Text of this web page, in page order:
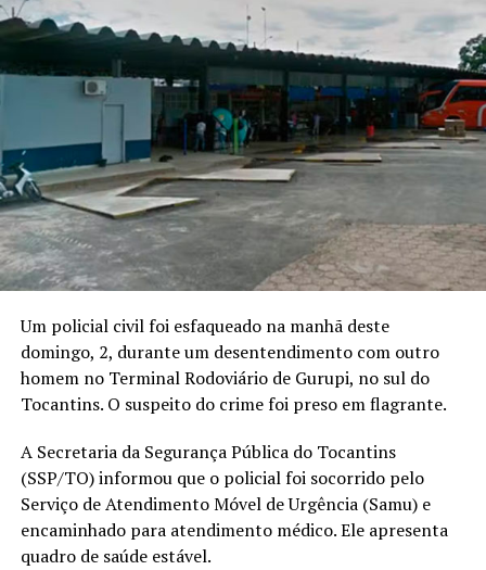
Um policial civil foi esfaqueado na manhã deste
domingo, 2, durante um desentendimento com outro
homem no Terminal Rodoviário de Gurupi, no sul do
Tocantins. O suspeito do crime foi preso em flagrante.
A Secretaria da Segurança Pública do Tocantins
(SSP/TO) informou que o policial foi socorrido pelo
Serviço de Atendimento Móvel de Urgência (Samu) e
encaminhado para atendimento médico. Ele apresenta
quadro de saúde estável.